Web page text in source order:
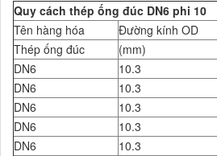
Quy cách thép ống đúc DN6 phi 10
Tên hàng hóa
Đường kính OD
Thép ống đúc
(mm)
DN6
10.3
DN6
10.3
DN6
10.3
DN6
10.3
DN6
10.3